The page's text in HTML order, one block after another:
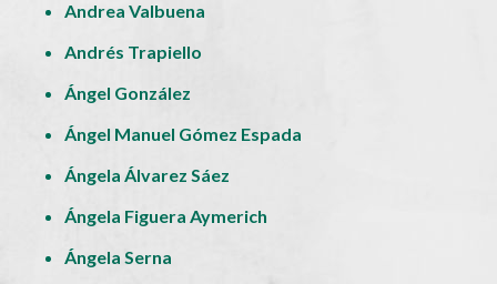
Andrea Valbuena
Andrés Trapiello
Ángel González
Ángel Manuel Gómez Espada
Ángela Álvarez Sáez
Ángela Figuera Aymerich
Ángela Serna